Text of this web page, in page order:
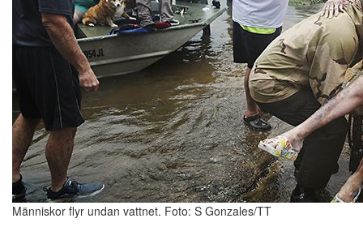
Människor flyr undan vattnet. Foto: S Gonzales/TT